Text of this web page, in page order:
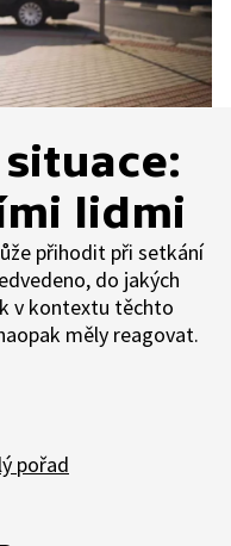
lidmi
přihodit při setkání
do jakých
v kontextu těchto
měly reagovat.
pořad